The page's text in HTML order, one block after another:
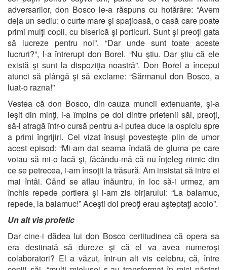
adversarilor, don Bosco le-a răspuns cu hotărâre: “Avem
deja un sediu: o curte mare şi spaţioasă, o casă care poate
primi mulţi copii, cu biserică şi porticuri. Sunt şi preoţi gata
să lucreze pentru noi”. “Dar unde sunt toate aceste
lucruri?”, l-a întrerupt don Borel. “Nu ştiu. Dar ştiu că ele
există şi sunt la dispoziţia noastră”. Don Borel a început
atunci să plângă şi să exclame: “Sărmanul don Bosco, a
luat-o razna!”
Vestea că don Bosco, din cauza muncii extenuante, şi-a
ieşit din minţi, i-a împins pe doi dintre prietenii săi, preoţi,
să-l atragă într-o cursă pentru a-l putea duce la ospiciu spre
a primi îngrijiri. Cel vizat însuşi povesteşte plin de umor
acest episod: “Mi-am dat seama îndată de gluma pe care
voiau să mi-o facă şi, făcându-mă că nu înţeleg nimic din
ce se petrecea, i-am însoţit la trăsură. Am insistat să intre ei
mai întâi. Când se aflau înăuntru, în loc să-i urmez, am
închis repede portiera şi i-am zis birjarului: “La balamuc,
repede, la balamuc!” Aceşti doi preoţi erau aşteptaţi acolo”.
Un alt vis profetic
Dar cine-i dădea lui don Bosco certitudinea că opera sa
era destinată să dureze şi că el va avea numeroşi
colaboratori? El a văzut, într-un alt vis celebru, că, între